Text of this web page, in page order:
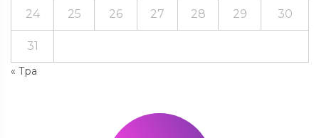
« Тра
24 25 26 27 28 29 30
31